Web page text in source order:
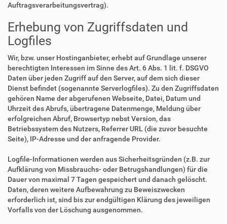
Auftragsverarbeitungsvertrag).
Erhebung von Zugriffsdaten und
Logfiles
Wir, bzw. unser Hostinganbieter, erhebt auf Grundlage unserer
berechtigten Interessen im Sinne des Art. 6 Abs. 1 lit. f. DSGVO
Daten über jeden Zugriff auf den Server, auf dem sich dieser
Dienst befindet (sogenannte Serverlogfiles). Zu den Zugriffsdaten
gehören Name der abgerufenen Webseite, Datei, Datum und
Uhrzeit des Abrufs, übertragene Datenmenge, Meldung über
erfolgreichen Abruf, Browsertyp nebst Version, das
Betriebssystem des Nutzers, Referrer URL (die zuvor besuchte
Seite), IP-Adresse und der anfragende Provider.
Logfile-Informationen werden aus Sicherheitsgründen (z.B. zur
Aufklärung von Missbrauchs- oder Betrugshandlungen) für die
Dauer von maximal 7 Tagen gespeichert und danach gelöscht.
Daten, deren weitere Aufbewahrung zu Beweiszwecken
erforderlich ist, sind bis zur endgültigen Klärung des jeweiligen
Vorfalls von der Löschung ausgenommen.